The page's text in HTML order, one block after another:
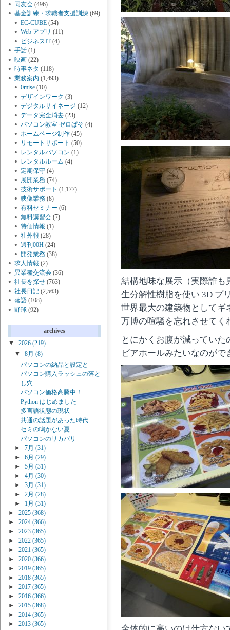
同友会 (496)
基金訓練・求職者支援訓練 (69)
EC-CUBE (54)
Web アプリ (11)
ビジネスIT(4)
手話 (1)
映画 (22)
時事ネタ (118)
業務案内 (1,493)
0mise (10)
デザインワーク (3)
デジタルサイネージ (12)
データ完全消去 (23)
パソコン教室 ゼロぱそ (4)
ホームページ制作 (45)
リモートサポート (50)
レンタルパソコン (1)
レンタルルーム (4)
定期保守 (4)
展開業務 (74)
技術サポート (1,177)
映像業務 (8)
有料セミナー (6)
無料講習会 (7)
特価情報 (1)
社外報 (28)
週刊00H (24)
開発業務 (38)
求人情報 (2)
異業種交流会 (36)
社長を探せ (763)
社長日記 (2,563)
落語 (108)
野球 (92)
archives
▼
2026 (219)
▼
8月 (8)
パソコンの納品と設定と
パソコン購入ラッシュの落と
し穴
パソコン価格高騰中！
Python はじめました
多言語状態の現状
共通の話題があった時代
セミの鳴かない夏
パソコンのリカバリ
►
7月 (31)
►
6月 (29)
►
5月 (31)
►
4月 (30)
►
3月 (31)
►
2月 (28)
►
1月 (31)
►
2025 (368)
►
2024 (366)
►
2023 (365)
►
2022 (365)
►
2021 (365)
►
2020 (366)
►
2019 (365)
►
2018 (365)
►
2017 (365)
►
2016 (366)
►
2015 (368)
►
2014 (365)
►
2013 (365)
結構地味な展示（実際誰
生分解性樹脂を使い 3D プ
世界最大の建築物として
万博の喧騒を忘れさせて
とにかくお腹が減ってい
ビアホールみたいなのが